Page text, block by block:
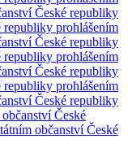
České republiky
republiky prohlášením
České republiky
republiky prohlášením
České republiky
republiky prohlášením
České republiky
České
občanství České